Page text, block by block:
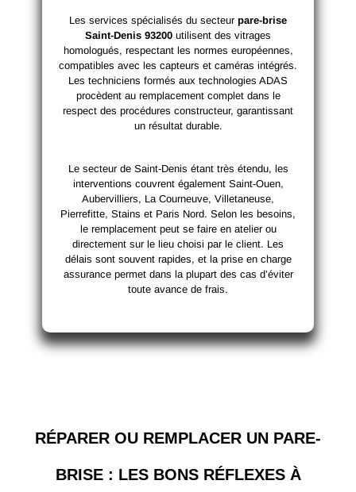
Les services spécialisés du secteur pare-brise
Saint-Denis 93200 utilisent des vitrages
homologués, respectant les normes européennes,
compatibles avec les capteurs et caméras intégrés.
Les techniciens formés aux technologies ADAS
procèdent au remplacement complet dans le
respect des procédures constructeur, garantissant
un résultat durable.
Le secteur de Saint-Denis étant très étendu, les
interventions couvrent également Saint-Ouen,
Aubervilliers, La Courneuve, Villetaneuse,
Pierrefitte, Stains et Paris Nord. Selon les besoins,
le remplacement peut se faire en atelier ou
directement sur le lieu choisi par le client. Les
délais sont souvent rapides, et la prise en charge
assurance permet dans la plupart des cas d’éviter
toute avance de frais.
RÉPARER OU REMPLACER UN PARE-
BRISE : LES BONS RÉFLEXES À